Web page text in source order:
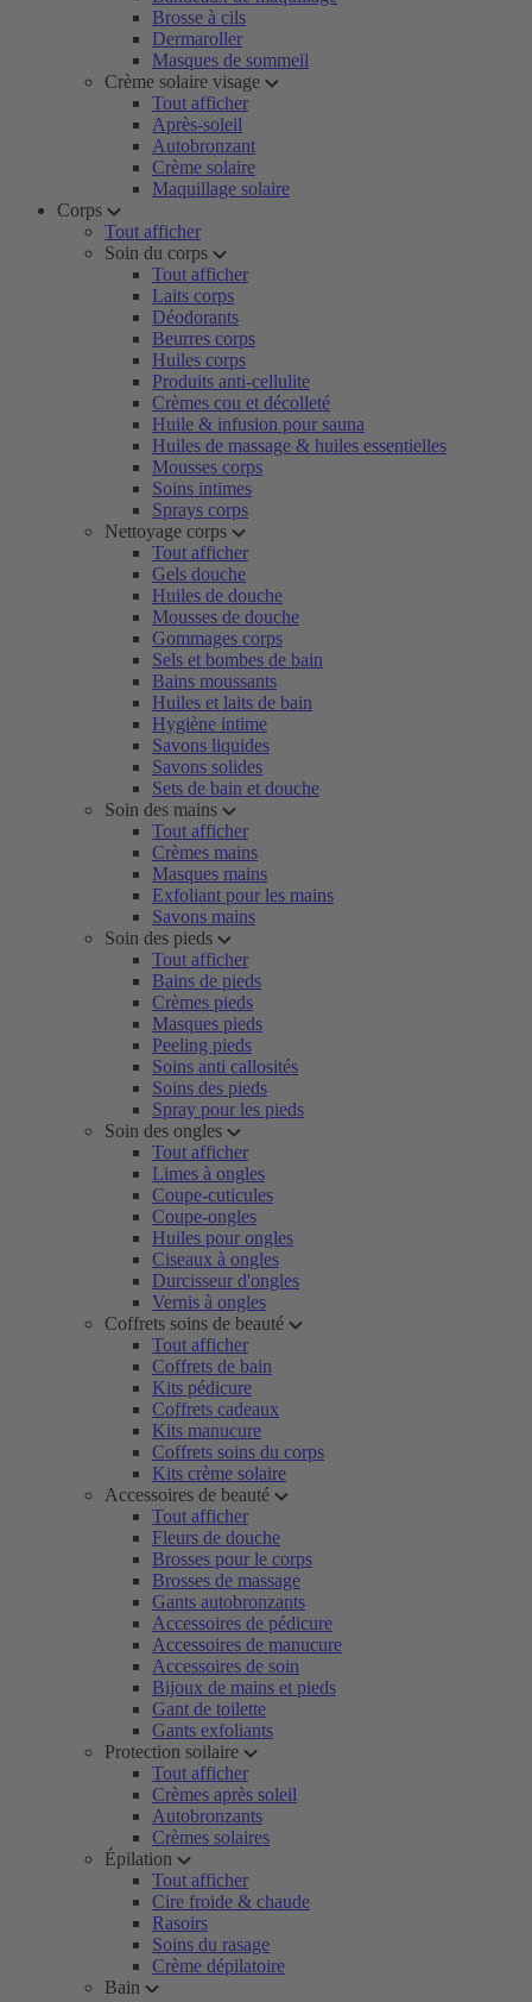
Brosse à cils
Dermaroller
Masques de sommeil
Crème solaire visage
Tout afficher
Après-soleil
Autobronzant
Crème solaire
Maquillage solaire
Corps
Tout afficher
Soin du corps
Tout afficher
Laits corps
Déodorants
Beurres corps
Huiles corps
Produits anti-cellulite
Crèmes cou et décolleté
Huile & infusion pour sauna
Huiles de massage & huiles essentielles
Mousses corps
Soins intimes
Sprays corps
Nettoyage corps
Tout afficher
Gels douche
Huiles de douche
Mousses de douche
Gommages corps
Sels et bombes de bain
Bains moussants
Huiles et laits de bain
Hygiène intime
Savons liquides
Savons solides
Sets de bain et douche
Soin des mains
Tout afficher
Crèmes mains
Masques mains
Exfoliant pour les mains
Savons mains
Soin des pieds
Tout afficher
Bains de pieds
Crèmes pieds
Masques pieds
Peeling pieds
Soins anti callosités
Soins des pieds
Spray pour les pieds
Soin des ongles
Tout afficher
Limes à ongles
Coupe-cuticules
Coupe-ongles
Huiles pour ongles
Ciseaux à ongles
Durcisseur d'ongles
Vernis à ongles
Coffrets soins de beauté
Tout afficher
Coffrets de bain
Kits pédicure
Coffrets cadeaux
Kits manucure
Coffrets soins du corps
Kits crème solaire
Accessoires de beauté
Tout afficher
Fleurs de douche
Brosses pour le corps
Brosses de massage
Gants autobronzants
Accessoires de pédicure
Accessoires de manucure
Accessoires de soin
Bijoux de mains et pieds
Gant de toilette
Gants exfoliants
Protection soilaire
Tout afficher
Crèmes après soleil
Autobronzants
Crèmes solaires
Épilation
Tout afficher
Cire froide & chaude
Rasoirs
Soins du rasage
Crème dépilatoire
Bain